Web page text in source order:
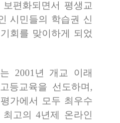
편화되면서 평생교
시민들의 학습권 신
회를 맞이하게 되었
2001년 개교 이래
등교육을 선도하며,
가에서 모두 최우수
고의 4년제 온라인